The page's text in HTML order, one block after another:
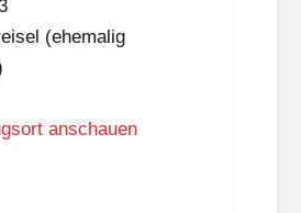
(ehemalig
anschauen